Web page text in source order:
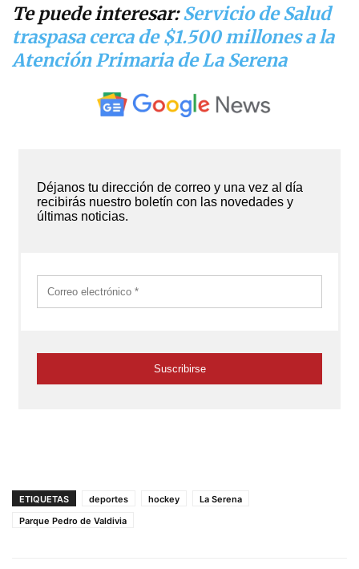
Te puede interesar:Servicio de Salud
traspasa cerca de $1.500 millones a la
Atención Primaria de La Serena
ETIQUETAS deportes hockey
La Serena
Parque Pedro de Valdivia